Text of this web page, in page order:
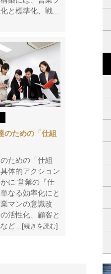
と標準化、戦…
のための「仕組
ための「仕組
体的アクション
に 営業の『仕
なる効率化にと
マンの意識改
活性化、顧客と
ど …[続きを読む]